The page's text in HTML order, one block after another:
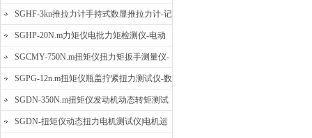
矩检测扳手价格
SGHF-3kn推拉力计手持式数显推拉力计-记
忆数据拉压力测力计
SGHP-20N.m力矩仪电批力矩检测仪-电动
螺丝批扭力矩测试仪
SGCMY-750N.m扭矩仪扭力矩扳手测量仪-
校准扳手扭力精度测试仪
SGPG-12n.m扭矩仪瓶盖拧紧扭力测试仪-数
显式瓶盖扭力矩仪
SGDN-350N.m扭矩仪发动机动态转矩测试
仪-动态电机扭矩测量仪
SGDN-扭矩仪动态扭力电机测试仪|电机运